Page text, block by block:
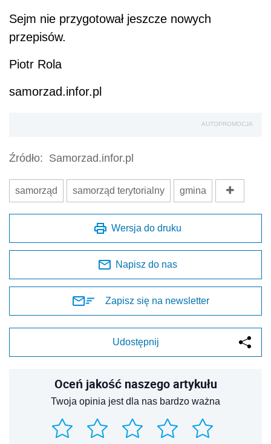
Sejm nie przygotował jeszcze nowych
przepisów.
Piotr Rola
samorzad.infor.pl
AUTOPROMOCJA
Źródło: Samorzad.infor.pl
samorząd samorząd terytorialny gmina
Wersja do druku
Napisz do nas
Zapisz się na newsletter
Udostępnij
Oceń jakość naszego artykułu
Twoja opinia jest dla nas bardzo ważna